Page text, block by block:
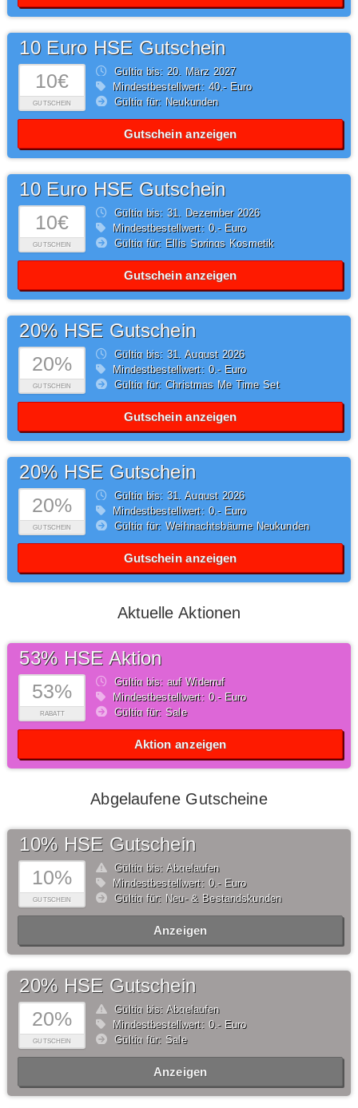
10€
GUTSCHEIN
10 Euro HSE Gutschein
Gültig bis: 20. März2027
Mindestbestellwert: 40,- Euro
Gültig für: Neukunden
Gutschein anzeigen
10€
GUTSCHEIN
10 Euro HSE Gutschein
Gültig bis: 31. Dezember2026
Mindestbestellwert: 0,- Euro
Gültig für: Ellis Springs Kosmetik
Gutschein anzeigen
20%
GUTSCHEIN
20% HSE Gutschein
Gültig bis: 31.August2026
Mindestbestellwert: 0,- Euro
Gültig für: Christmas Me Time Set
Gutschein anzeigen
20%
GUTSCHEIN
20% HSE Gutschein
Gültig bis: 31.August2026
Mindestbestellwert: 0,- Euro
Gültig für: Weihnachtsbäume Neukunden
Gutschein anzeigen
Aktuelle Aktionen
53%
RABATT
53% HSE Aktion
Gültig bis: auf Widerruf
Mindestbestellwert: 0,- Euro
Gültig für: Sale
Aktion anzeigen
Abgelaufene Gutscheine
10%
GUTSCHEIN
10% HSE Gutschein
Gültig bis: Abgelaufen
Mindestbestellwert: 0,- Euro
Gültig für: Neu- & Bestandskunden
Anzeigen
20%
GUTSCHEIN
20% HSE Gutschein
Gültig bis: Abgelaufen
Mindestbestellwert: 0,- Euro
Gültig für: Sale
Anzeigen